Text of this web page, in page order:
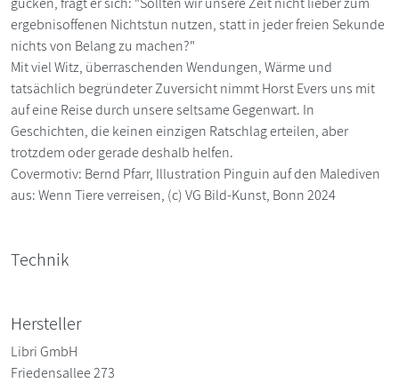
ergebnisoffenen Nichtstun nutzen, statt in jeder freien Sekunde
nichts von Belang zu machen?"
Mit viel Witz, überraschenden Wendungen, Wärme und
tatsächlich begründeter Zuversicht nimmt Horst Evers uns mit
auf eine Reise durch unsere seltsame Gegenwart. In
Geschichten, die keinen einzigen Ratschlag erteilen, aber
trotzdem oder gerade deshalb helfen.
Covermotiv: Bernd Pfarr, Illustration Pinguin auf den Malediven
aus: Wenn Tiere verreisen, (c) VG Bild-Kunst, Bonn 2024
Technik
Hersteller
Libri GmbH
Friedensallee 273